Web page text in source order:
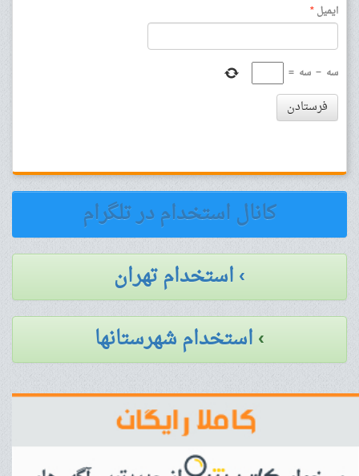
ایمیل*
سه − سه =
فرستادن
کانال استخدام در تلگرام
› استخدام تهران
›استخدام شهرستانها